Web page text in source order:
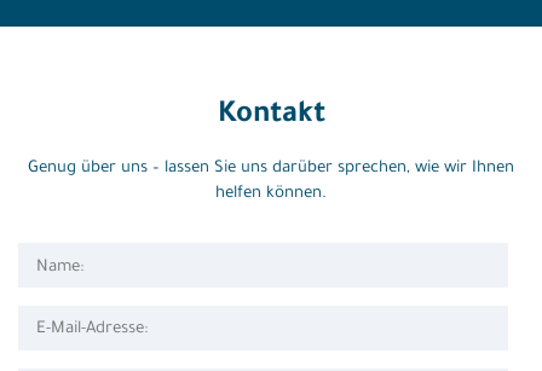
Kontakt
Genug über uns – lassen Sie uns darüber sprechen, wie wir Ihnen
helfen können.